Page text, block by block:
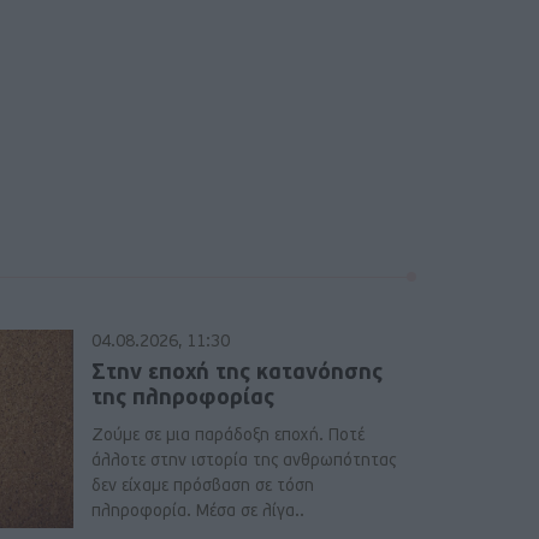
04.08.2026, 11:30
Στην εποχή της κατανόησης
της πληροφορίας
Ζούμε σε μια παράδοξη εποχή. Ποτέ
άλλοτε στην ιστορία της ανθρωπότητας
δεν είχαμε πρόσβαση σε τόση
πληροφορία. Μέσα σε λίγα..